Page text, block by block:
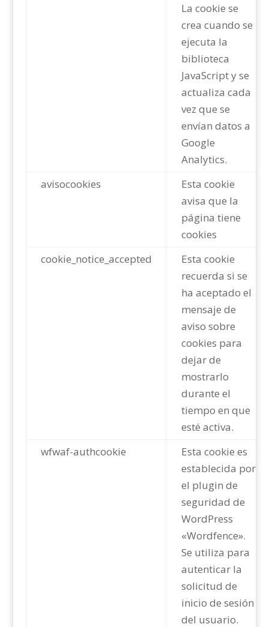
La cookie se
crea cuando se
ejecuta la
biblioteca
JavaScript y se
actualiza cada
vez que se
envían datos a
Google
Analytics.
avisocookies
Esta cookie
avisa que la
página tiene
cookies
cookie_notice_accepted
Esta cookie
recuerda si se
ha aceptado el
mensaje de
aviso sobre
cookies para
dejar de
mostrarlo
durante el
tiempo en que
esté activa.
wfwaf-authcookie
Esta cookie es
establecida por
el plugin de
seguridad de
WordPress
«Wordfence».
Se utiliza para
autenticar la
solicitud de
inicio de sesión
del usuario.